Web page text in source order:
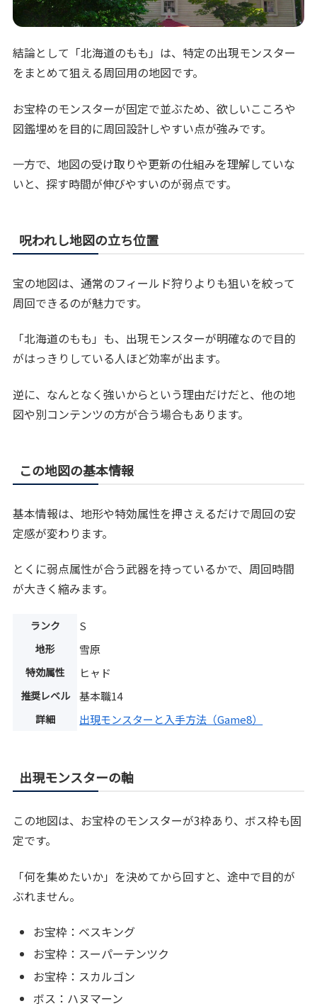
結論として「北海道のもも」は、特定の出現モンスター
をまとめて狙える周回用の地図です。
お宝枠のモンスターが固定で並ぶため、欲しいこころや
図鑑埋めを目的に周回設計しやすい点が強みです。
一方で、地図の受け取りや更新の仕組みを理解していな
いと、探す時間が伸びやすいのが弱点です。
呪われし地図の立ち位置
宝の地図は、通常のフィールド狩りよりも狙いを絞って
周回できるのが魅力です。
「北海道のもも」も、出現モンスターが明確なので目的
がはっきりしている人ほど効率が出ます。
逆に、なんとなく強いからという理由だけだと、他の地
図や別コンテンツの方が合う場合もあります。
この地図の基本情報
基本情報は、地形や特効属性を押さえるだけで周回の安
定感が変わります。
とくに弱点属性が合う武器を持っているかで、周回時間
が大きく縮みます。
ランク S
地形 雪原
特効属性 ヒャド
推奨レベル 基本職14
詳細 出現モンスターと入手方法（Game8）
出現モンスターの軸
この地図は、お宝枠のモンスターが3枠あり、ボス枠も固
定です。
「何を集めたいか」を決めてから回すと、途中で目的が
ぶれません。
お宝枠：ベスキング
お宝枠：スーパーテンツク
お宝枠：スカルゴン
ボス：ハヌマーン